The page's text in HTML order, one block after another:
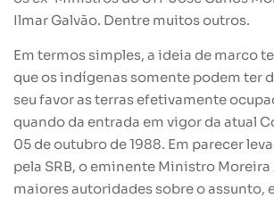
Ilmar Galvão. Dentre muitos outros.
Em termos simples, a ideia de marco
que os indígenas somente podem ter
seu favor as terras efetivamente
quando da entrada em vigor da atual
05 de outubro de 1988. Em parecer
pela SRB, o eminente Ministro Moreira
maiores autoridades sobre o assunto,